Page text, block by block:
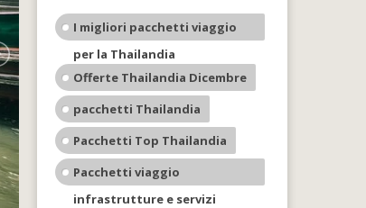
I migliori pacchetti viaggio
per la Thailandia
Offerte Thailandia Dicembre
pacchetti Thailandia
Pacchetti Top Thailandia
Pacchetti viaggio
infrastrutture e servizi